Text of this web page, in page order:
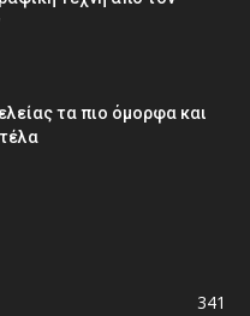
τα πιο όμορφα και
341